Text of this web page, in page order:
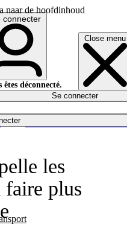
naar de hoofdinhoud
Close menu
connecter
êtes déconnecté.
Se connecter
les
faire plus